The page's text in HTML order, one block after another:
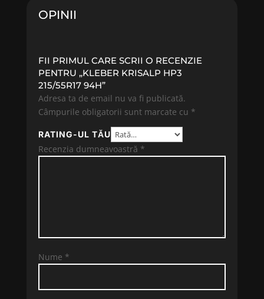
OPINII
FII PRIMUL CARE SCRII O RECENZIE
PENTRU „KLEBER KRISALP HP3
215/55R17 94H”
Adresa ta de email nu va fi publicată.
Câmpurile obligatorii sunt marcate cu *
RATING-UL TĂU
Recenzia dumneavoastră *
Nume *